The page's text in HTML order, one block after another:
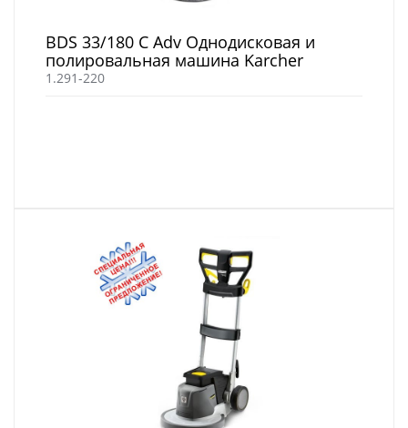
BDS 33/180 C Adv Однодисковая и
полировальная машина Karcher
1.291-220